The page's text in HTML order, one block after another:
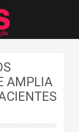
AMPLIA